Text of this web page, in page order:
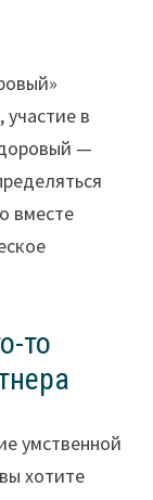
участие в
—
вместе
то
умственной
хотите